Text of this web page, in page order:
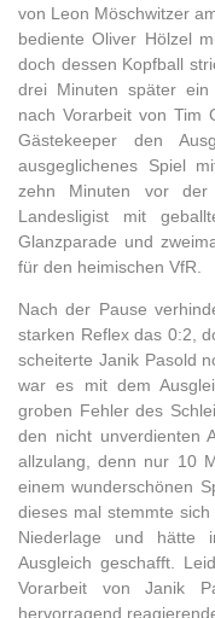
von Leon Möschwitzer
bediente Oliver Hölzel
doch dessen Kopfball
drei Minuten später
nach Vorarbeit von Tim
Gästekeeper den
ausgeglichenes Spiel
zehn Minuten vor
Landesligist mit
Glanzparade und
für den heimischen VfR.
Nach der Pause
starken Reflex das 0:2,
scheiterte Janik Pasold
war es mit dem
groben Fehler des
den nicht unverdienten
allzulang, denn nur 10
einem wunderschönen
dieses mal stemmte
Niederlage und hätte
Ausgleich geschafft.
Vorarbeit von Janik
hervorragend